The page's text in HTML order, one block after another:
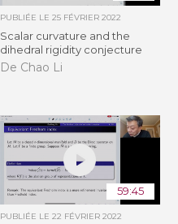
PUBLIÉE LE 25 FÉVRIER 2022
Scalar curvature and the
dihedral rigidity conjecture
De Chao Li
59:45
PUBLIÉE LE 22 FÉVRIER 2022